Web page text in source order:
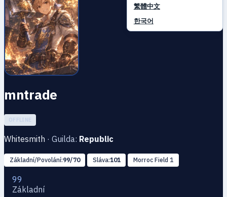
繁體中文
한국어
mntrade
OFFLINE
Whitesmith · Guilda: Republic
Základní/Povolání:99/70 Sláva:101 Morroc Field 1
99
Základní